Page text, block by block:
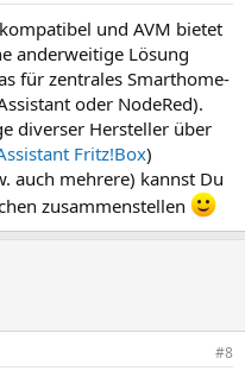
und AVM bietet
anderweitige Lösung
für zentrales Smarthome-
oder NodeRed).
diverser Hersteller über
Fritz!Box)
auch mehrere) kannst Du
zusammenstellen
#8